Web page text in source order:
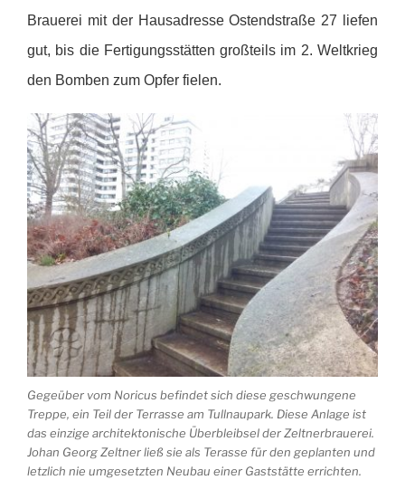
Brauerei mit der Hausadresse Ostendstraße 27 liefen
gut, bis die Fertigungsstätten großteils im 2. Weltkrieg
den Bomben zum Opfer fielen.
Gegeüber vom Noricus befindet sich diese geschwungene
Treppe, ein Teil der Terrasse am Tullnaupark. Diese Anlage ist
das einzige architektonische Überbleibsel der Zeltnerbrauerei.
Johan Georg Zeltner ließ sie als Terasse für den geplanten und
letzlich nie umgesetzten Neubau einer Gaststätte errichten.